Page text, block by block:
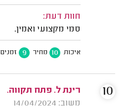
חוות דעת:
סמי מקצועי ואמין.
איכות 10 מחיר 9 זמנים
רינת ל. פתח תקווה.
משוב: 14/04/2024
10